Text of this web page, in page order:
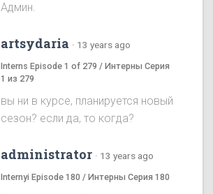
Админ.
artsydaria · 13 years ago
Interns Episode 1 of 279 / Интерны Серия
1 из 279
вы ни в курсе, планируется новый
сезон? если да, то когда?
administrator · 13 years ago
Internyi Episode 180 / Интерны Серия 180